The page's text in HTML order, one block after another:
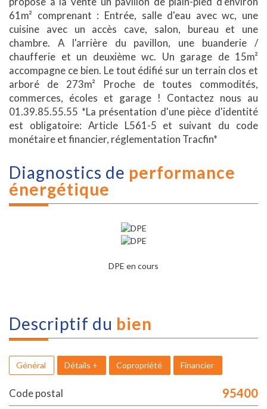
61m² comprenant : Entrée, salle d'eau avec wc, une
cuisine avec un accès cave, salon, bureau et une
chambre. A l'arrière du pavillon, une buanderie /
chaufferie et un deuxième wc. Un garage de 15m²
accompagne ce bien. Le tout édifié sur un terrain clos et
arboré de 273m² Proche de toutes commodités,
commerces, écoles et garage ! Contactez nous au
01.39.85.55.55 *La présentation d'une pièce d'identité
est obligatoire: Article L561-5 et suivant du code
monétaire et financier, réglementation Tracfin*
diagnostics de performance
énergétique
DPE en cours
descriptif du bien
Général Détails + Copropriété Financier
Code postal 95400